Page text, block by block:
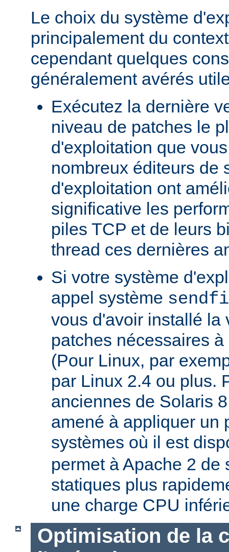
Le choix du système
principalement du
cependant quelques
généralement avérés
Exécutez la dernière
niveau de patches le
d'exploitation que
nombreux éditeurs de
d'exploitation ont
significative les
piles TCP et de leurs
thread ces dernières
Si votre système
appel système
vous d'avoir installé la
patches nécessaires
(Pour Linux, par
par Linux 2.4 ou plus.
anciennes de Solaris
amené à appliquer un
systèmes où il est
permet à Apache 2 de
statiques plus
une charge CPU
Optimisation de la